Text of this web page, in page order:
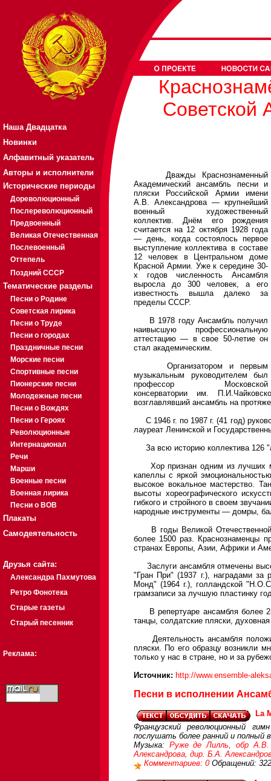
Наша Двадцатка
Новинки
Алфавитный указатель
Авторы и исполнители
Исторические периоды
Дореволюционный
Послереволюционный
Предвоенный
Великая Отечественная
Послевоенный
Оттепель
Поздний СССР
Тематические разделы
Песни о Родине
Советская лирика
Песни о Труде
Песни о городах
Праздничные песни
Морские песни
Спортивные песни
Пионерские песни
Молодежные песни
Песни о Вождях
Песни о Героях
Революционные
Интернационал
Речи
Марши
Военные песни
Военная лирика
Песни о ВОВ
Плакаты
Самодеятельность
Друзья сайта:
Александра Пахмутова
Ретро Фонотека
Старые газеты
Старый песенник
Реклама:
Советской
Дважды Краснознаменный
Академический ансамбль песни и
пляски Российской Армии имени
А.В. Александрова — крупнейший
военный художественный
коллектив. Днём его рождения
считается на 12 октября 1928 года
— день, когда состоялось первое
выступление коллектива в составе
12 человек в Центральном доме
Красной Армии. Уже к середине 30-
х годов численность Ансамбля
выросла до 300 человек, а его
известность вышла далеко за
пределы СССР.
В 1978 году Ансамбль получил
наивысшую профессиональную
аттестацию — в свое 50-летие он
стал академическим.
Организатором и первым
музыкальным руководителем был
профессор Московской
консерватории им.
возглавлявший ансамбль на
С 1946 г. по 1987 г. (41 год)
лауреат Ленинской и
За всю историю коллектива 126
Хор признан одним из лучших
капеллы с яркой
высокое вокальное мастерство.
высоты хореографического
гибкого и стройного в своем
народные инструменты — домры,
В годы Великой Отечественной
более 1500 раз. Краснознаменцы
странах Европы, Азии, Африки и
Заслуги ансамбля отмечены
"Гран При" (1937 г.), наградами
Монд" (1964 г.), голландской
грамзаписи за лучшую пластинку
В репертуаре ансамбля более 2-
танцы, солдатские пляски,
Деятельность ансамбля
пляски. По его образцу возникли
только у нас в стране, но и за
Источник: http://www.ensemble-
Песни в исполнении
La
Французский революционный
послушать более ранний и полный
Музыка: Руже де Лилль, обр А.В.
Александрова, дир. Б.А.
Комментариев: 0 Обращений: